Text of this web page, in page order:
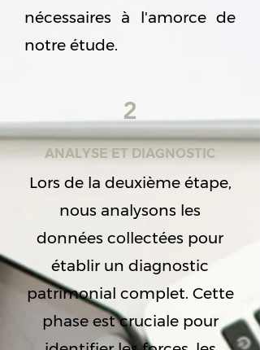
nécessaires à l'amorce de
notre étude.
2
ANALYSE ET DIAGNOSTIC
Lors de la deuxième étape,
nous analysons les
données collectées pour
établir un diagnostic
patrimonial complet. Cette
phase est cruciale pour